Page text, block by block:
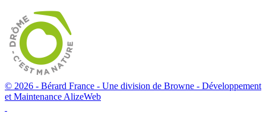
© 2026 - Bérard France - Une division de Browne - Développement
et Maintenance AlizeWeb